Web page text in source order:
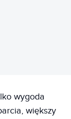
wygoda
większy